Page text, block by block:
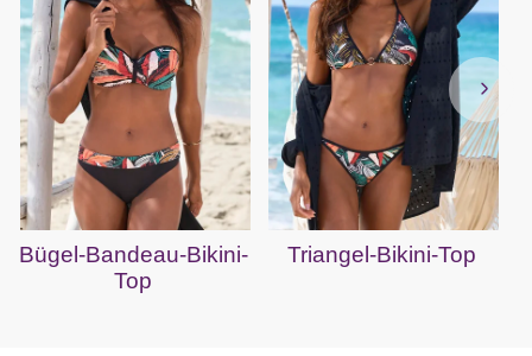
Bügel-Bandeau-Bikini-
Top
Triangel-Bikini-Top